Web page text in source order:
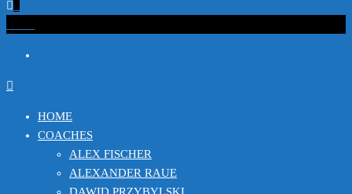
HOME
COACHES
ALEX FISCHER
ALEXANDER RAUE